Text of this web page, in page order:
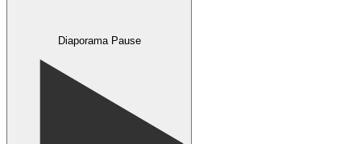
Diaporama Pause